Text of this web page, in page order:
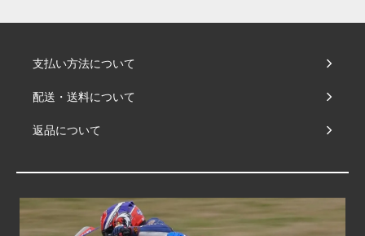
支払い方法について
配送・送料について
返品について